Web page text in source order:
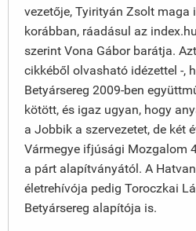
vezetője, Tyirityán Zsolt maga
korábban, ráadásul az
szerint Vona Gábor barátja.
cikkéből olvasható idézettel -,
Betyársereg 2009-ben
kötött, és igaz ugyan, hogy
a Jobbik a szervezetet, de két
Vármegye ifjúsági Mozgalom
a párt alapítványától. A
életrehívója pedig Toroczkai
Betyársereg alapítója is.